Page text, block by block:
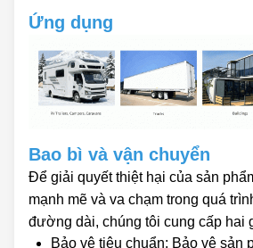
Ứng dụng
Bao bì và vận chuyển
Để giải quyết thiệt hại của sản
mạnh mẽ và va chạm trong quá
đường dài, chúng tôi cung cấp hai
Bảo vệ tiêu chuẩn: Bảo vệ sản